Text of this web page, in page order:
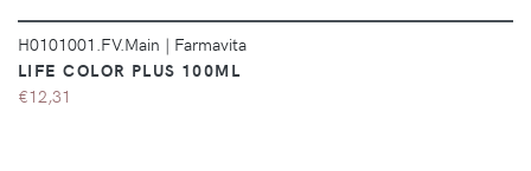
H0101001.FV.Main | Farmavita
LIFE COLOR PLUS 100ML
€12,31